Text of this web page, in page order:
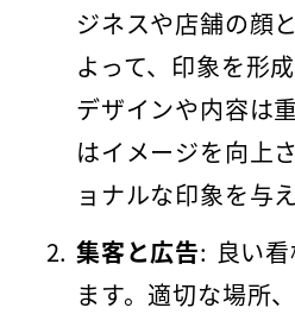
ジネスや店舗の顔
よって、印象を形
デザインや内容は
はイメージを向上
ョナルな印象を与え
集客と広告: 良い
ます。適切な場所